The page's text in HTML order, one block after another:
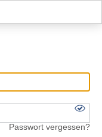
Passwort vergessen?